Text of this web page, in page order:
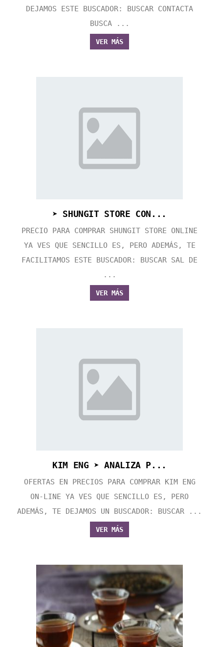
DEJAMOS ESTE BUSCADOR: BUSCAR CONTACTA
BUSCA ...
VER MÁS
➤ SHUNGIT STORE CON...
PRECIO PARA COMPRAR SHUNGIT STORE ONLINE
YA VES QUE SENCILLO ES, PERO ADEMÁS, TE
FACILITAMOS ESTE BUSCADOR: BUSCAR SAL DE
...
VER MÁS
KIM ENG ➤ ANALIZA P...
OFERTAS EN PRECIOS PARA COMPRAR KIM ENG
ON-LINE YA VES QUE SENCILLO ES, PERO
ADEMÁS, TE DEJAMOS UN BUSCADOR: BUSCAR ...
VER MÁS